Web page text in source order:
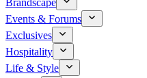
Brandscape
Events & Forums
Exclusives
Hospitality
Life & Style